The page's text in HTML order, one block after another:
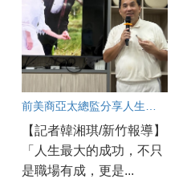
【記者韓湘琪/新竹報導】
「人生最大的成功，不只
是職場有成，更是...